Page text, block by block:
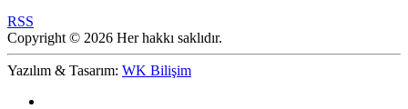
RSS
Copyright © 2026 Her hakkı saklıdır.
Yazılım & Tasarım: WK Bilişim